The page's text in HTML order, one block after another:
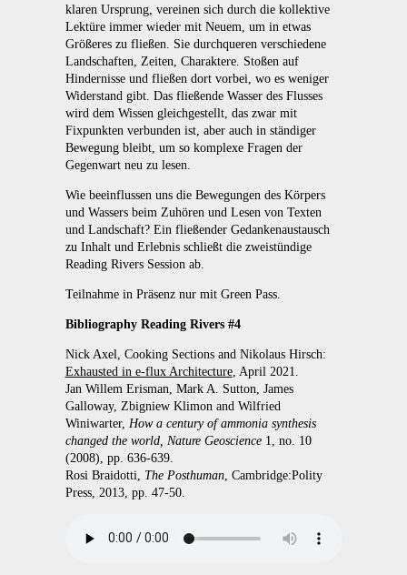
klaren Ursprung, vereinen sich durch die kollektive
Lektüre immer wieder mit Neuem, um in etwas
Größeres zu fließen. Sie durchqueren verschiedene
Landschaften, Zeiten, Charaktere. Stoßen auf
Hindernisse und fließen dort vorbei, wo es weniger
Widerstand gibt. Das fließende Wasser des Flusses
wird dem Wissen gleichgestellt, das zwar mit
Fixpunkten verbunden ist, aber auch in ständiger
Bewegung bleibt, um so komplexe Fragen der
Gegenwart neu zu lesen.
Wie beeinflussen uns die Bewegungen des Körpers
und Wassers beim Zuhören und Lesen von Texten
und Landschaft? Ein fließender Gedankenaustausch
zu Inhalt und Erlebnis schließt die zweistündige
Reading Rivers Session ab.
Teilnahme in Präsenz nur mit Green Pass.
Bibliography Reading Rivers #4
Nick Axel, Cooking Sections and Nikolaus Hirsch:
Exhausted in e-flux Architecture, April 2021.
Jan Willem Erisman, Mark A. Sutton, James
Galloway, Zbigniew Klimon and Wilfried
Winiwarter, How a century of ammonia synthesis
changed the world, Nature Geoscience1, no. 10
(2008), pp. 636-639.
Rosi Braidotti, The Posthuman, Cambridge:Polity
Press, 2013, pp. 47-50.